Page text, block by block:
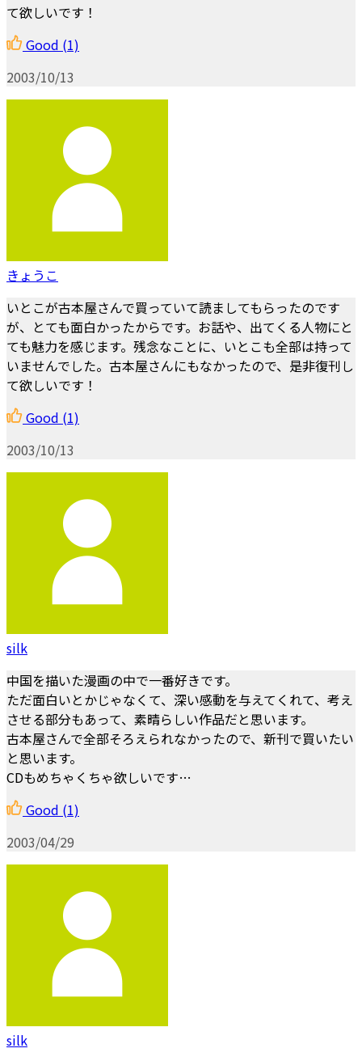
て欲しいです！
Good (1)
2003/10/13
きょうこ
いとこが古本屋さんで買っていて読ましてもらったのです
が、とても面白かったからです。お話や、出てくる人物にと
ても魅力を感じます。残念なことに、いとこも全部は持って
いませんでした。古本屋さんにもなかったので、是非復刊し
て欲しいです！
Good (1)
2003/10/13
silk
中国を描いた漫画の中で一番好きです。
ただ面白いとかじゃなくて、深い感動を与えてくれて、考え
させる部分もあって、素晴らしい作品だと思います。
古本屋さんで全部そろえられなかったので、新刊で買いたい
と思います。
CDもめちゃくちゃ欲しいです…
Good (1)
2003/04/29
silk